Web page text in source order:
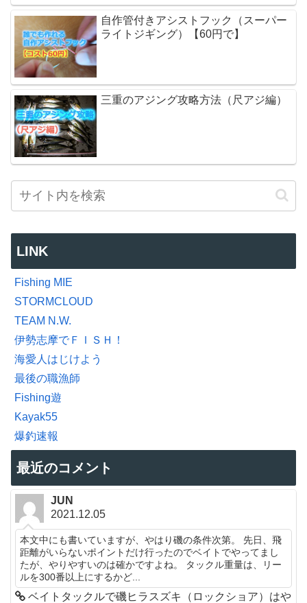
自作管付きアシストフック（スーパー
ライトジギング）【60円で】
三重のアジング攻略方法（尺アジ編）
LINK
Fishing MIE
STORMCLOUD
TEAM N.W.
伊勢志摩でＦＩＳＨ！
海愛人はじけよう
最後の職漁師
Fishing遊
Kayak55
爆釣速報
最近のコメント
JUN
2021.12.05
本文中にも書いていますが、やはり磯の条件次第。 先日、飛
距離がいらないポイントだけ行ったのでベイトでやってまし
たが、やりやすいのは確かですよね。 タックル重量は、リー
ルを300番以上にするかど...
ベイトタックルで磯ヒラスズキ（ロックショア）はや